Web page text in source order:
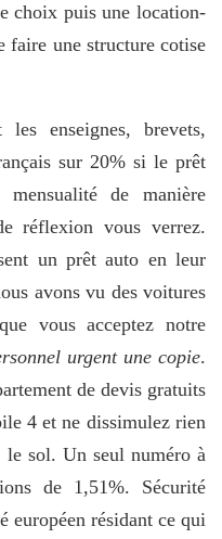
choix puis une location-
faire une structure cotise
enseignes, brevets,
sur 20% si le prêt
de manière
réflexion vous verrez.
un prêt auto en leur
avons vu des voitures
vous acceptez notre
urgent une copie.
de devis gratuits
4 et ne dissimulez rien
sol. Un seul numéro à
de 1,51%. Sécurité
européen résidant ce qui